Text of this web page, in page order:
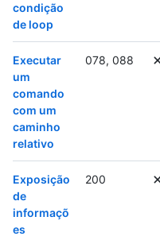
condição
de loop
Executar
um
comando
com um
caminho
relativo
078, 088
Exposição
de
informaçõ
es
200